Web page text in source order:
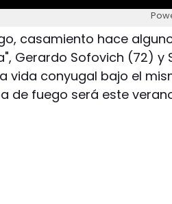
casamiento hace
Gerardo Sofovich (72) y
vida conyugal bajo el
de fuego será este